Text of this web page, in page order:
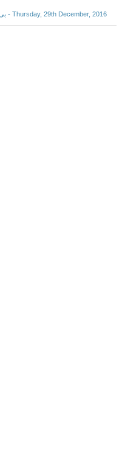
Thursday, 29th December, 2016 - بی خبری ۵ ماهه از سرنوشت سه شهروند سنی مذهب پس از دستگیری